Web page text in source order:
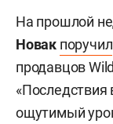
На прошлой
Новак поручил
продавцов
ощутимый